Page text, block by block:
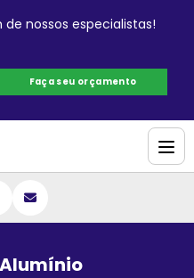
nossos especialistas!
Faça seu orçamento
MOTORIZADA BOSQUE DAS